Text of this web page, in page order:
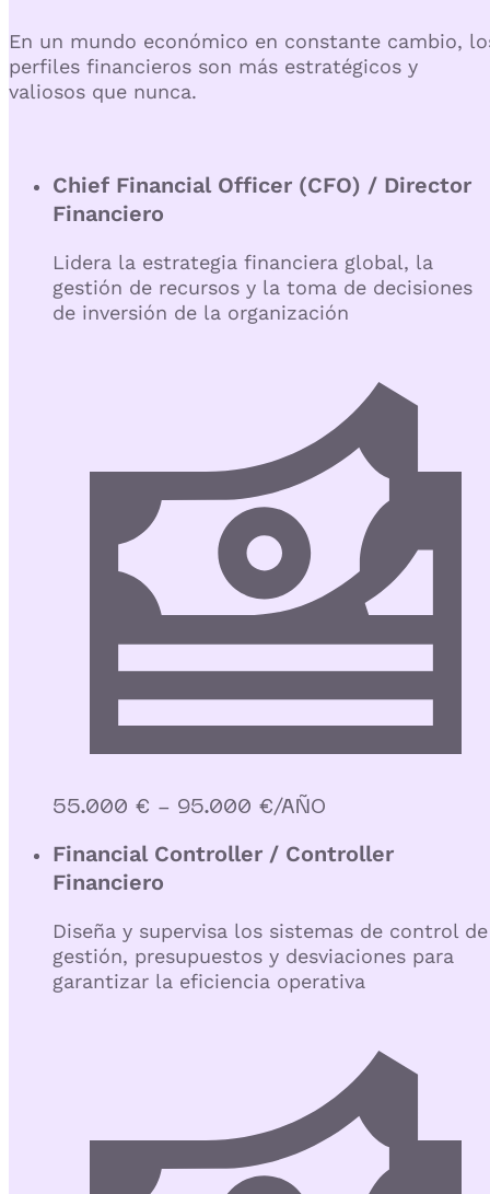
En un mundo económico en constante cambio,
perfiles financieros son más estratégicos y
valiosos que nunca.
Chief Financial Officer (CFO) / Director
Financiero
Lidera la estrategia financiera global, la
gestión de recursos y la toma de decisiones
de inversión de la organización
55.000 € - 95.000 €/AÑO
Financial Controller / Controller
Financiero
Diseña y supervisa los sistemas de control de
gestión, presupuestos y desviaciones para
garantizar la eficiencia operativa